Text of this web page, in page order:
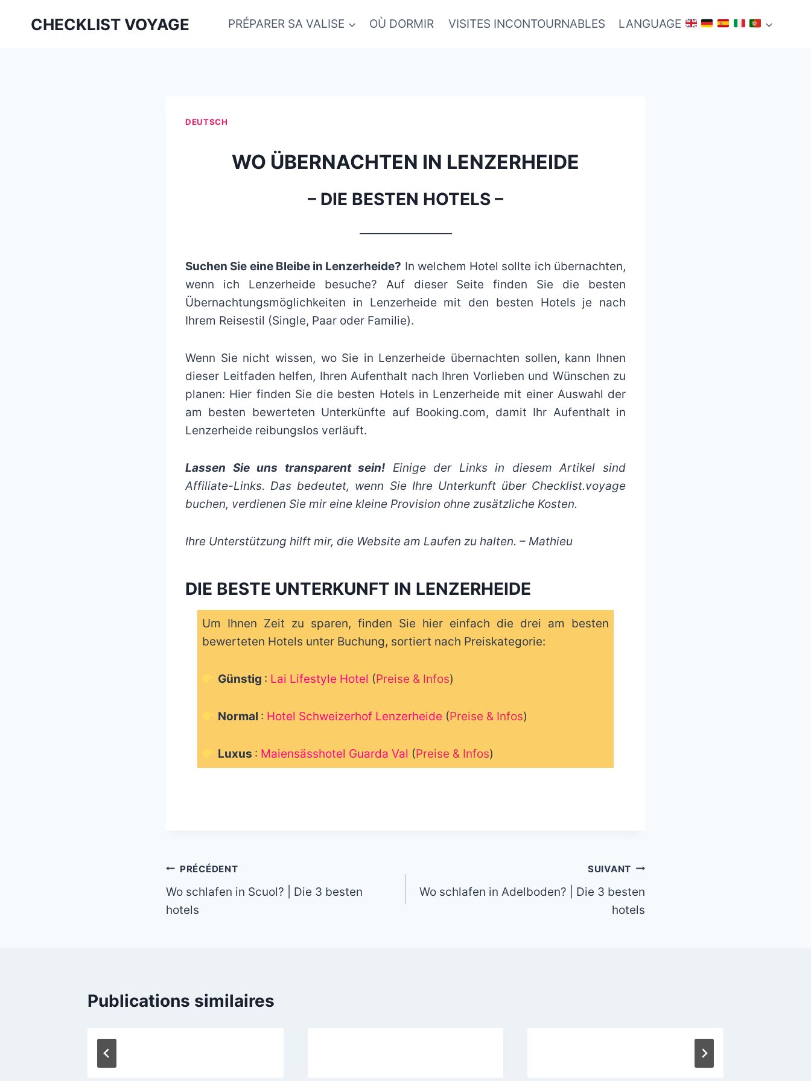
CHECKLIST VOYAGE PRÉPARER SA VALISE OÙ DORMIR VISITES INCONTOURNABLES LANGUAGE
DEUTSCH
WO ÜBERNACHTEN IN LENZERHEIDE
– DIE BESTEN HOTELS –
Suchen Sie eine Bleibe in Lenzerheide? In welchem Hotel sollte ich übernachten,
wenn ich Lenzerheide besuche? Auf dieser Seite finden Sie die besten
Übernachtungsmöglichkeiten in Lenzerheide mit den besten Hotels je nach
Ihrem Reisestil (Single, Paar oder Familie).
Wenn Sie nicht wissen, wo Sie in Lenzerheide übernachten sollen, kann Ihnen
dieser Leitfaden helfen, Ihren Aufenthalt nach Ihren Vorlieben und Wünschen zu
planen: Hier finden Sie die besten Hotels in Lenzerheide mit einer Auswahl der
am besten bewerteten Unterkünfte auf Booking.com, damit Ihr Aufenthalt in
Lenzerheide reibungslos verläuft.
Lassen Sie uns transparent sein! Einige der Links in diesem Artikel sind
Affiliate-Links. Das bedeutet, wenn Sie Ihre Unterkunft über Checklist.voyage
buchen, verdienen Sie mir eine kleine Provision ohne zusätzliche Kosten.
Ihre Unterstützung hilft mir, die Website am Laufen zu halten. – Mathieu
DIE BESTE UNTERKUNFT IN LENZERHEIDE
Um Ihnen Zeit zu sparen, finden Sie hier einfach die drei am besten
bewerteten Hotels unter Buchung, sortiert nach Preiskategorie:
Günstig : Lai Lifestyle Hotel (Preise & Infos)
Normal : Hotel Schweizerhof Lenzerheide (Preise & Infos)
Luxus : Maiensässhotel Guarda Val (Preise & Infos)
Navigation
de
PRÉCÉDENT
Wo schlafen in Scuol? | Die 3 besten
hotels
SUIVANT
Wo schlafen in Adelboden? | Die 3 besten
hotels
Publications similaires